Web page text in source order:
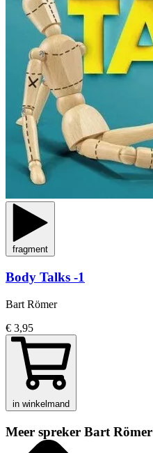
fragment
Body Talks -1
Bart Römer
€ 3,95
in winkelmand
Meer spreker Bart Römer